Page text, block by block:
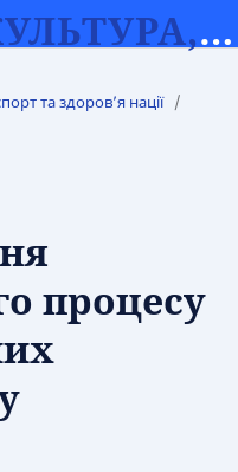
ФІЗИЧНА КУЛЬТУРА, СПОРТ ТА ЗДОРОВ’Я НАЦІЇ
та здоров’я нації /
процесу